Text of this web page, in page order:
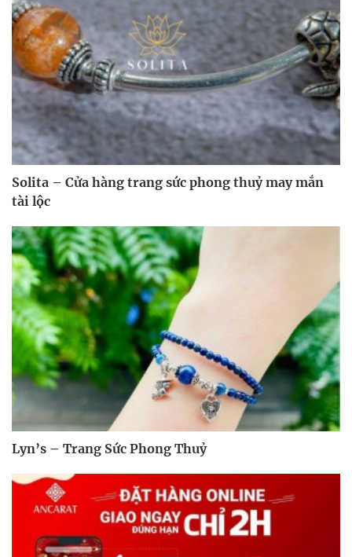
Solita – Cửa hàng trang sức phong thuỷ may mắn
tài lộc
Lyn’s – Trang Sức Phong Thuỷ